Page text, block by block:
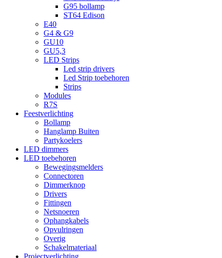
G95 bollamp
ST64 Edison
E40
G4 & G9
GU10
GU5,3
LED Strips
Led strip drivers
Led Strip toebehoren
Strips
Modules
R7S
Feestverlichting
Bollamp
Hanglamp Buiten
Partykoelers
LED dimmers
LED toebehoren
Bewegingsmelders
Connectoren
Dimmerknop
Drivers
Fittingen
Netsnoeren
Ophangkabels
Opvulringen
Overig
Schakelmateriaal
Projectverlichting